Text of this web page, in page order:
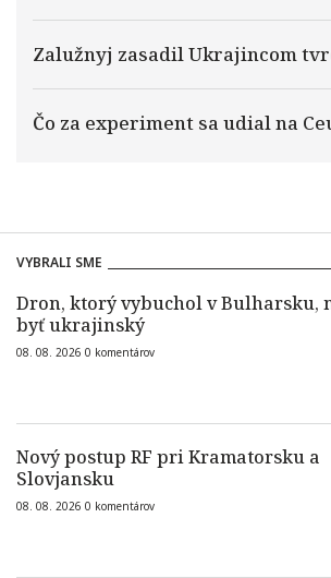
Zalužnyj zasadil Ukrajincom
Čo za experiment sa udial na
VYBRALI SME
Dron, ktorý vybuchol v Bulharsku,
byť ukrajinský
08. 08. 2026 0 komentárov
Nový postup RF pri Kramatorsku a
Slovjansku
08. 08. 2026 0 komentárov